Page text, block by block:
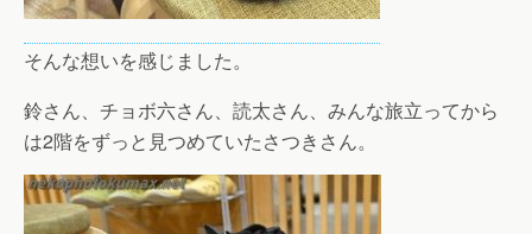
そんな想いを感じました。
鈴さん、チョボ六さん、読太さん、みんな旅立ってから
は2階をずっと見つめていたさつきさん。